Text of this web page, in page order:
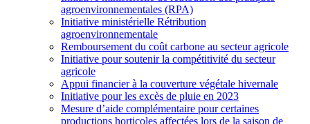
agroenvironnementales (RPA)
Initiative ministérielle Rétribution
agroenvironnementale
Remboursement du coût carbone au secteur agricole
Initiative pour soutenir la compétitivité du secteur
agricole
Appui financier à la couverture végétale hivernale
Initiative pour les excès de pluie en 2023
Mesure d’aide complémentaire pour certaines
productions horticoles affectées lors de la saison de